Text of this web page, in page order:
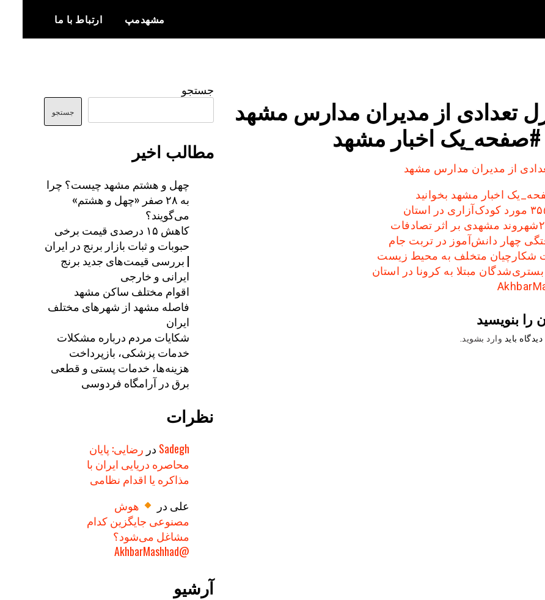
مشهدمپ ارتباط با ما
تعدادی از مدیران مدارس مشهد
اخبار مشهد
از مدیران مدارس مشهد
اخبار مشهد بخوانید
چهار دانش‌آموز در تربت جام
شکارچیان متخلف به محیط زیست
مبتلا به کرونا در استان
را بنویسید
باید وارد بشوید
جستجو
جستجو
مطالب اخیر
چهل و هشتم مشهد چیست؟ چرا
به ۲۸ صفر «چهل و هشتم»
می‌گویند؟
کاهش ۱۵ درصدی قیمت برخی
حبوبات و ثبات بازار برنج در ایران
| بررسی قیمت‌های جدید برنج
ایرانی و خارجی
اقوام مختلف ساکن مشهد
فاصله مشهد از شهرهای مختلف
ایران
شکایات مردم درباره مشکلات
خدمات پزشکی، بازپرداخت
هزینه‌ها، خدمات پستی و قطعی
برق در آرامگاه فردوسی
نظرات
Sadegh در رضایی: پایان
محاصره دریایی ایران با
مذاکره یا اقدام نظامی
علی در
هوش
مصنوعی جایگزین کدام
مشاغل می‌شود؟
@AkhbarMashhad
آرشیو